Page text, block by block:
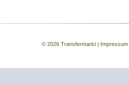
© 2026 Transfermarkt| Impressum